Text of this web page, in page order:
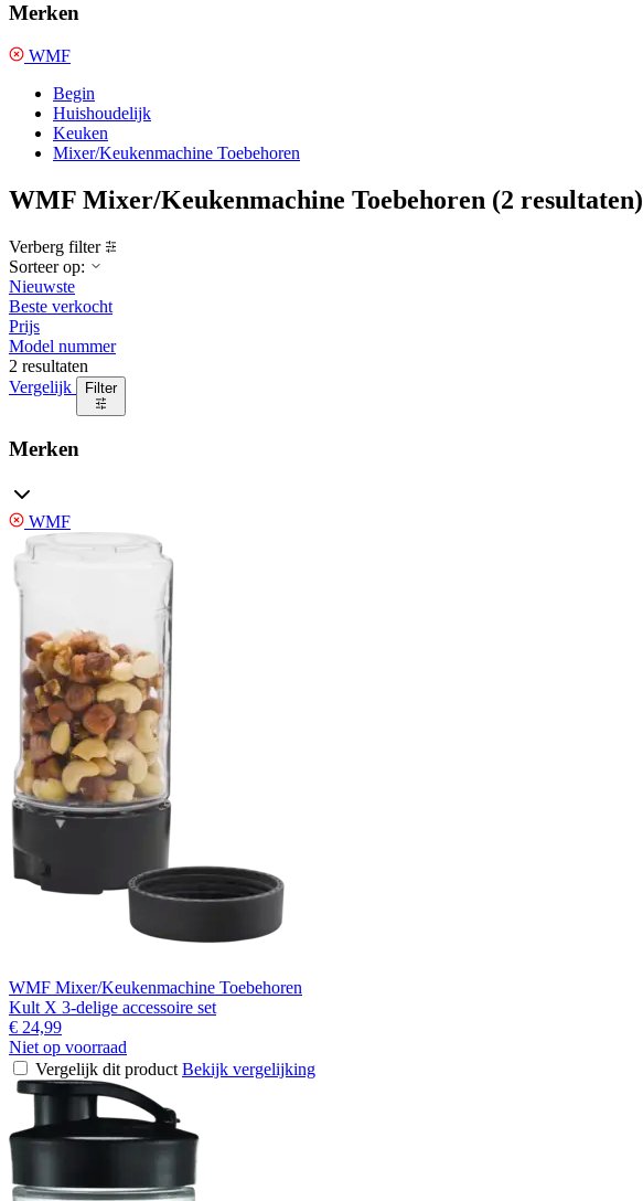
Merken
WMF
Begin
Huishoudelijk
Keuken
Mixer/Keukenmachine Toebehoren
WMF Mixer/Keukenmachine Toebehoren (2 resultaten)
Verberg filter
Sorteer op:
Nieuwste
Beste verkocht
Prijs
Model nummer
2 resultaten
Vergelijk
Filter
Merken
WMF
WMF Mixer/Keukenmachine Toebehoren
Kult X 3-delige accessoire set
€ 24,99
Niet op voorraad
Vergelijk dit product Bekijk vergelijking